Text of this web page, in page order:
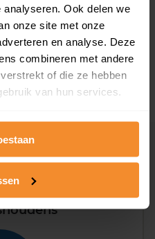
Ook delen we
onze site met onze
en analyse. Deze
combineren met andere
of die ze hebben
van hun services.
0%
100%